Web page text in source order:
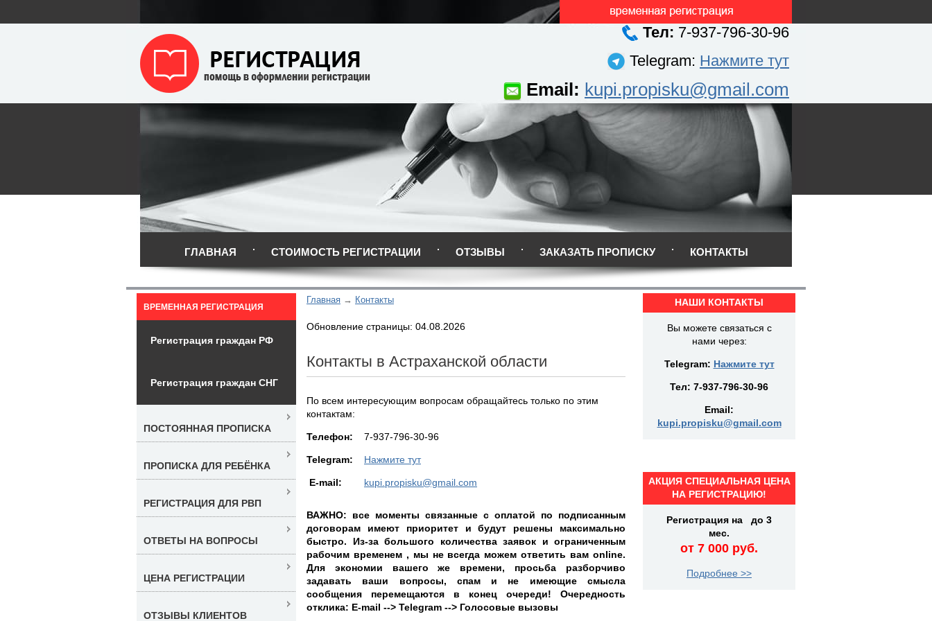
Тел: 7-937-796-30-96
Telegram: Нажмите тут
Email: kupi.propisku@gmail.com
ГЛАВНАЯ СТОИМОСТЬ РЕГИСТРАЦИИ ОТЗЫВЫ ЗАКАЗАТЬ ПРОПИСКУ КОНТАКТЫ
Главная Контакты
Обновление страницы: 04.08.2026
Контакты в Астраханской области
По всем интересующим вопросам обращайтесь только по этим
контактам:
Teлефон: 7-937-796-30-96
Telegram: Нажмите тут
E-mail: kupi.propisku@gmail.com
ВАЖНО: все моменты связанные с оплатой по подписанным
договорам имеют приоритет и будут решены максимально
быстро. Из-за большого количества заявок и ограниченным
рабочим временем , мы не всегда можем ответить вам online.
Для экономии вашего же времени, просьба разборчиво
задавать ваши вопросы, спам и не имеющие смысла
сообщения перемещаются в конец очереди! Очередность
отклика: E-mail --> Telegram --> Голосовые вызовы
ВРЕМЕННАЯ РЕГИСТРАЦИЯ
Регистрация граждан РФ
Регистрация граждан СНГ
ПОСТОЯННАЯ ПРОПИСКА
ПРОПИСКА ДЛЯ РЕБЁНКА
РЕГИСТРАЦИЯ ДЛЯ РВП
ОТВЕТЫ НА ВОПРОСЫ
ЦЕНА РЕГИСТРАЦИИ
ОТЗЫВЫ КЛИЕНТОВ
НАШИ КОНТАКТЫ
Вы можете связаться с
нами через:
Telegram: Нажмите тут
Тел: 7-937-796-30-96
Email:
kupi.propisku@gmail.com
АКЦИЯ СПЕЦИАЛЬНАЯ ЦЕНА
НА РЕГИСТРАЦИЮ!
Регистрация на до 3
мес.
от 7 000 руб.
Подробнее >>